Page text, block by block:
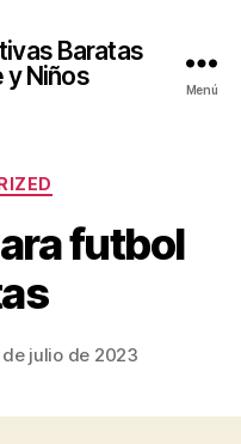
Baratas
y Niños
Menú
futbol
de julio de 2023